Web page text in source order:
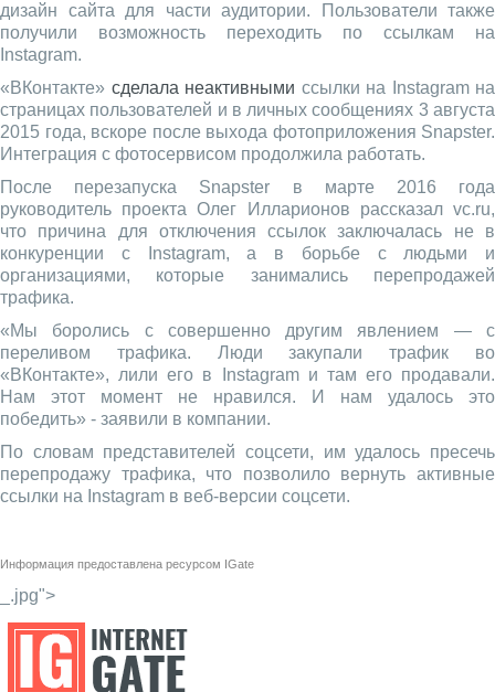
дизайн сайта для части аудитории. Пользователи также
получили возможность переходить по ссылкам на
Instagram.
«ВКонтакте» сделала неактивными ссылки на Instagram на
страницах пользователей и в личных сообщениях 3 августа
2015 года, вскоре после выхода фотоприложения Snapster.
Интеграция с фотосервисом продолжила работать.
После перезапуска Snapster в марте 2016 года
руководитель проекта Олег Илларионов рассказал vc.ru,
что причина для отключения ссылок заключалась не в
конкуренции с Instagram, а в борьбе с людьми и
организациями, которые занимались перепродажей
трафика.
«Мы боролись с совершенно другим явлением — с
переливом трафика. Люди закупали трафик во
«ВКонтакте», лили его в Instagram и там его продавали.
Нам этот момент не нравился. И нам удалось это
победить» - заявили в компании.
По словам представителей соцсети, им удалось пресечь
перепродажу трафика, что позволило вернуть активные
ссылки на Instagram в веб-версии соцсети.
Информация предоставлена ресурсом IGate
_.jpg">